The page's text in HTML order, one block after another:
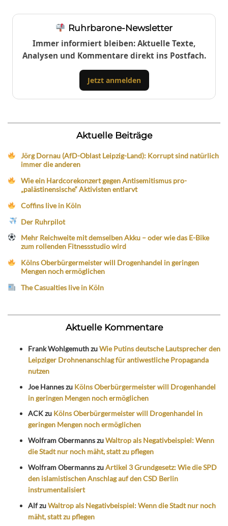
Ruhrbarone-Newsletter
Immer informiert bleiben: Aktuelle Texte,
Analysen und Kommentare direkt ins Postfach.
Jetzt anmelden
Aktuelle Beiträge
Jörg Dornau (AfD-Oblast Leipzig-Land): Korrupt sind natürlich
immer die anderen
Wie ein Hardcorekonzert gegen Antisemitismus pro-
„palästinensische“ Aktivisten entlarvt
Coffins live in Köln
Der Ruhrpilot
Mehr Reichweite mit demselben Akku – oder wie das E-Bike
zum rollenden Fitnessstudio wird
Kölns Oberbürgermeister will Drogenhandel in geringen
Mengen noch ermöglichen
The Casualties live in Köln
Aktuelle Kommentare
Frank WohlgemuthzuWie Putins deutsche Lautsprecher den
Leipziger Drohnenanschlag für antiwestliche Propaganda
nutzen
Joe Hanneszu Kölns Oberbürgermeister will Drogenhandel
in geringen Mengen noch ermöglichen
ACKzu Kölns Oberbürgermeister will Drogenhandel in
geringen Mengen noch ermöglichen
Wolfram ObermannszuWaltrop als Negativbeispiel: Wenn
die Stadt nur noch mäht, statt zu pflegen
Wolfram ObermannszuArtikel 3 Grundgesetz: Wie die SPD
den islamistischen Anschlag auf den CSD Berlin
instrumentalisiert
AlfzuWaltrop als Negativbeispiel: Wenn die Stadt nur noch
mäht, statt zu pflegen